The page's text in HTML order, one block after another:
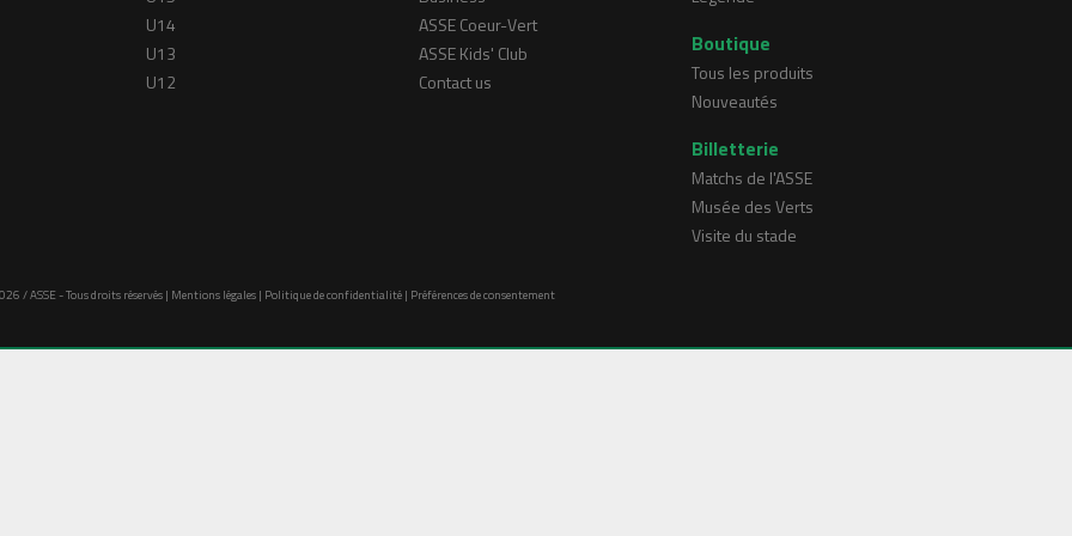
U14
U13
U12
ASSE Coeur-Vert
ASSE Kids' Club
Contact us
Boutique
Tous les produits
Nouveautés
Billetterie
Matchs de l'ASSE
Musée des Verts
Visite du stade
/ ASSE - Tous droits réservés | Mentions légales| Politique de confidentialité| Préférences de consentement